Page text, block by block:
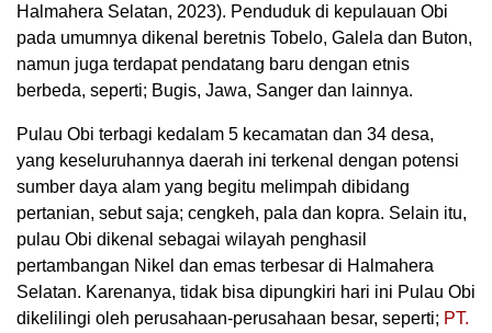
Halmahera Selatan, 2023). Penduduk di kepulauan Obi
pada umumnya dikenal beretnis Tobelo, Galela dan Buton,
namun juga terdapat pendatang baru dengan etnis
berbeda, seperti; Bugis, Jawa, Sanger dan lainnya.
Pulau Obi terbagi kedalam 5 kecamatan dan 34 desa,
yang keseluruhannya daerah ini terkenal dengan potensi
sumber daya alam yang begitu melimpah dibidang
pertanian, sebut saja; cengkeh, pala dan kopra. Selain itu,
pulau Obi dikenal sebagai wilayah penghasil
pertambangan Nikel dan emas terbesar di Halmahera
Selatan. Karenanya, tidak bisa dipungkiri hari ini Pulau Obi
dikelilingi oleh perusahaan-perusahaan besar, seperti; PT.